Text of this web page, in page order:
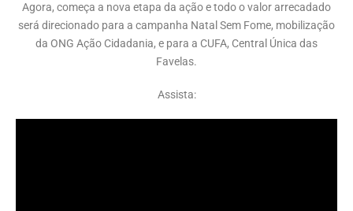
Agora, começa a nova etapa da ação e todo o valor arrecadado
será direcionado para a campanha Natal Sem Fome, mobilização
da ONG Ação Cidadania, e para a CUFA, Central Única das
Favelas.
Assista: